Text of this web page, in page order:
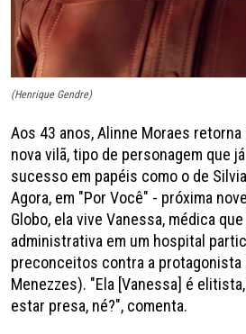
(Henrique Gendre)
Aos 43 anos, Alinne Moraes
nova vilã, tipo de personagem que
sucesso em papéis como o de
Agora, em "Por Você" - próxima
Globo, ela vive Vanessa, médica
administrativa em um hospital
preconceitos contra a protagonista
Menezzes). "Ela [Vanessa] é
estar presa, né?", comenta.